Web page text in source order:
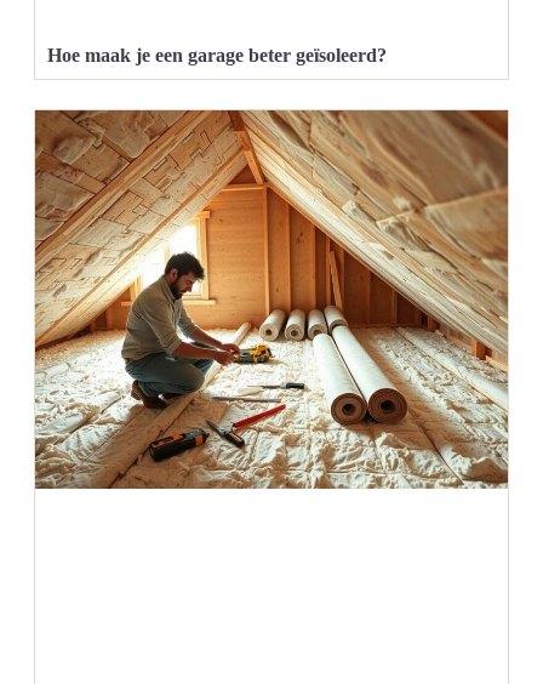
Hoe maak je een garage beter geïsoleerd?